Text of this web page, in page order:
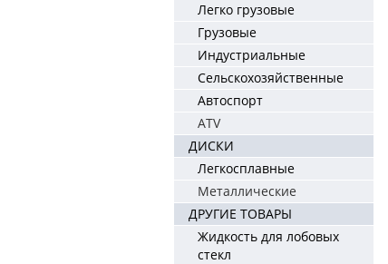
Легко грузовые
Грузовые
Индустриальные
Сельскохозяйственные
Автоспорт
ATV
ДИСКИ
Легкосплавные
Металлические
ДРУГИЕ ТОВАРЫ
Жидкость для лобовых
стекл